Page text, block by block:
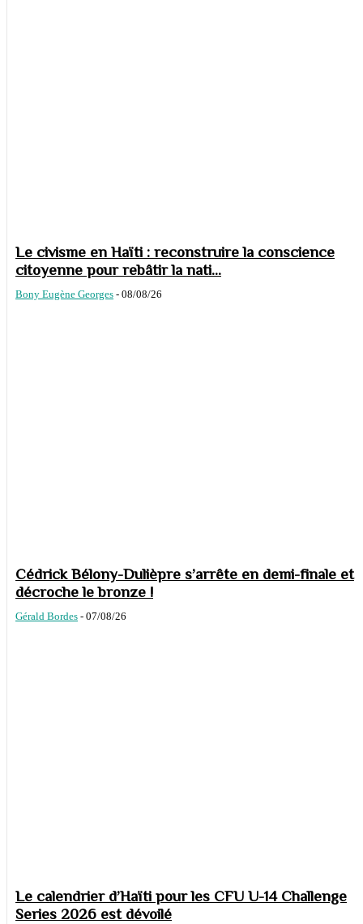
Le civisme en Haïti : reconstruire la conscience
citoyenne pour rebâtir la nati...
Bony Eugène Georges - 08/08/26
Cédrick Bélony-Dulièpre s’arrête en demi-finale et
décroche le bronze !
Gérald Bordes - 07/08/26
Le calendrier d’Haïti pour les CFU U-14 Challenge
Series 2026 est dévoilé